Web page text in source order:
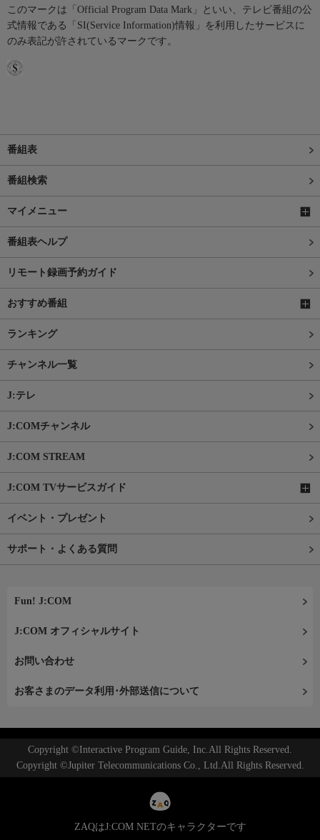
このマークは「Official Program Data Mark」といい、テレビ番組の公
式情報である「SI(Service Information)情報」を利用したサービスに
のみ表記が許されているマークです。
番組表
番組検索
マイメニュー
番組表ヘルプ
リモート録画予約ガイド
おすすめ番組
ランキング
チャンネル一覧
J:テレ
J:COMチャンネル
J:COM STREAM
J:COM TVサービスガイド
イベント・プレゼント
サポート・よくある質問
Fun! J:COM
J:COM オフィシャルサイト
お問い合わせ
お客さまのデータ利用･外部送信について
Copyright ©Interactive Program Guide, Inc.All Rights Reserved.
Copyright ©Jupiter Telecommunications Co., Ltd.All Rights Reserved.
ZAQはJ:COM NETのキャラクターです